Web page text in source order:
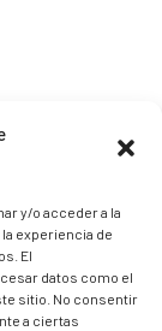
y/o acceder a la
experiencia de
El
datos como el
sitio. No consentir
a ciertas
productos ECO
en